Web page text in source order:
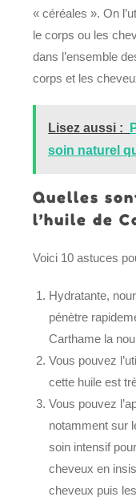
« céréales ». On
le corps ou les
dans l’ensemble
corps et les
Lisez aussi :
soin naturel
Quelles
l’huile de
Voici 10 astuces
Hydratante,
pénètre
Carthame la
Vous pouvez
cette huile est
Vous pouvez
notamment sur
soin intensif
cheveux en
cheveux puis